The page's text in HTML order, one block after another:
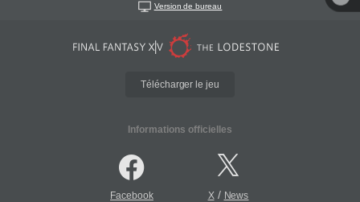
Version de bureau
Télécharger le jeu
Informations officielles
Facebook X/ News